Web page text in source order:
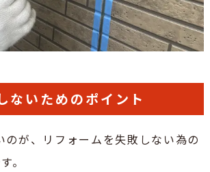
ないためのポイント
のが、リフォームを失敗しない為の
。